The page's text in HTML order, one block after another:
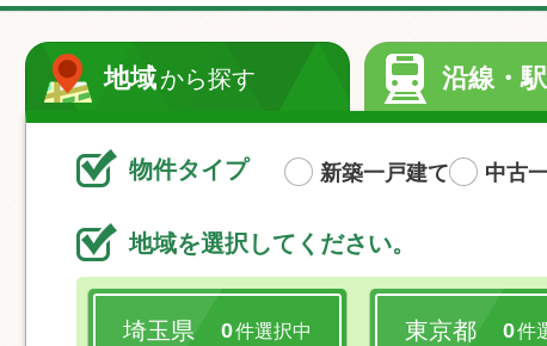
地域から探す
物件タイプ 新築一戸建て 中古
地域を選択してください。
埼玉県 0件選択中 東京都 0件
沿線・駅